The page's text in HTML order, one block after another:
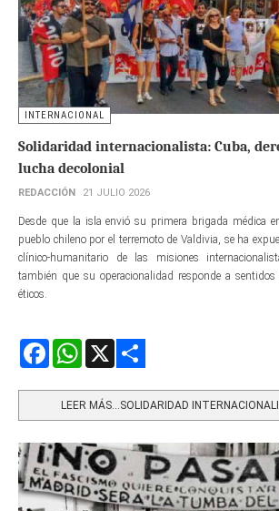
INTERNACIONAL
Solidaridad internacionalista: Cuba,
lucha decolonial
REDACCIÓN 21 JULIO 2026
Desde que la isla envió su primera brigada médica
pueblo chileno por el terremoto de Valdivia, se ha
clínico-humanitario de las misiones
también que su operacionalidad responde a
éticos.
FacebookWhatsApp
LEER MÁS…SOLIDARIDAD